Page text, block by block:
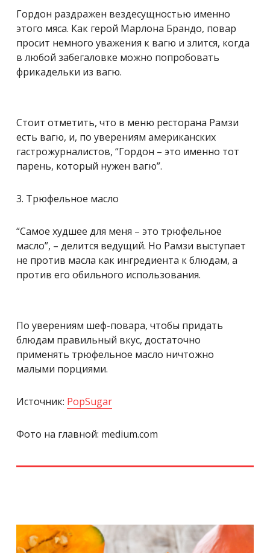
Гордон раздражен вездесущностью именно
этого мяса. Как герой Марлона Брандо, повар
просит немного уважения к вагю и злится, когда
в любой забегаловке можно попробовать
фрикадельки из вагю.
Стоит отметить, что в меню ресторана Рамзи
есть вагю, и, по уверениям американских
гастрожурналистов, “Гордон – это именно тот
парень, который нужен вагю”.
3. Трюфельное масло
“Самое худшее для меня – это трюфельное
масло”, – делится ведущий. Но Рамзи выступает
не против масла как ингредиента к блюдам, а
против его обильного использования.
По уверениям шеф-повара, чтобы придать
блюдам правильный вкус, достаточно
применять трюфельное масло ничтожно
малыми порциями.
Источник: PopSugar
Фото на главной: medium.com